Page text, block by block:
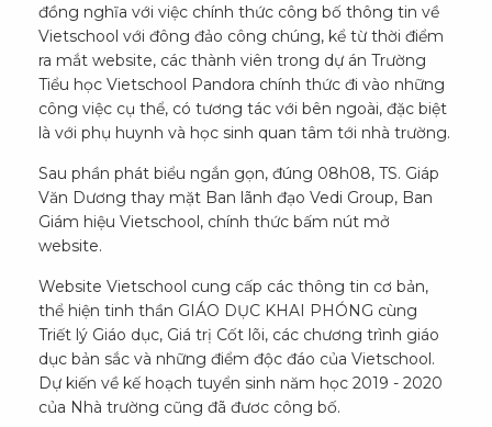
đồng nghĩa với việc chính thức công bố thông tin về
Vietschool với đông đảo công chúng, kể từ thời điểm
ra mắt website, các thành viên trong dự án Trường
Tiểu học Vietschool Pandora chính thức đi vào những
công việc cụ thể, có tương tác với bên ngoài, đặc biệt
là với phụ huynh và học sinh quan tâm tới nhà trường.
Sau phần phát biểu ngắn gọn, đúng 08h08, TS. Giáp
Văn Dương thay mặt Ban lãnh đạo Vedi Group, Ban
Giám hiệu Vietschool, chính thức bấm nút mở
website.
Website Vietschool cung cấp các thông tin cơ bản,
thể hiện tinh thần GIÁO DỤC KHAI PHÓNG cùng
Triết lý Giáo dục, Giá trị Cốt lõi, các chương trình giáo
dục bản sắc và những điểm độc đáo của Vietschool.
Dự kiến về kế hoạch tuyển sinh năm học 2019 - 2020
của Nhà trường cũng đã đươc công bố.